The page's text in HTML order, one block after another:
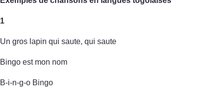
1
Un gros lapin qui saute, qui saute
Bingo est mon nom
B-i-n-g-o Bingo